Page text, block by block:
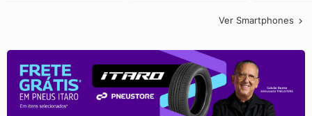
Ver Smartphones